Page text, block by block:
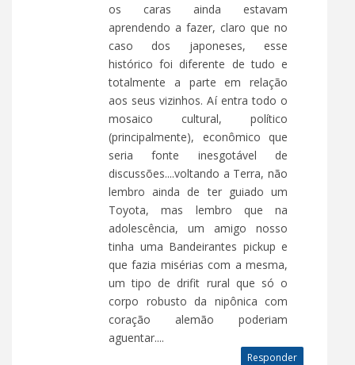
os caras ainda estavam
aprendendo a fazer, claro que no
caso dos japoneses, esse
histórico foi diferente de tudo e
totalmente a parte em relação
aos seus vizinhos. Aí entra todo o
mosaico cultural, político
(principalmente), econômico que
seria fonte inesgotável de
discussões....voltando a Terra, não
lembro ainda de ter guiado um
Toyota, mas lembro que na
adolescência, um amigo nosso
tinha uma Bandeirantes pickup e
que fazia misérias com a mesma,
um tipo de drifit rural que só o
corpo robusto da nipônica com
coração alemão poderiam
aguentar....
Responder